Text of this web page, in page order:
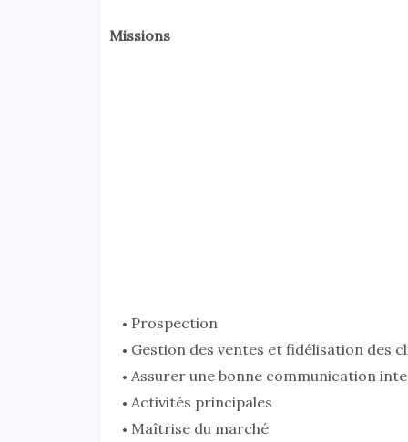
Missions
Prospection
Gestion des ventes et fidélisation des
Assurer une bonne communication
Activités principales
Maîtrise du marché